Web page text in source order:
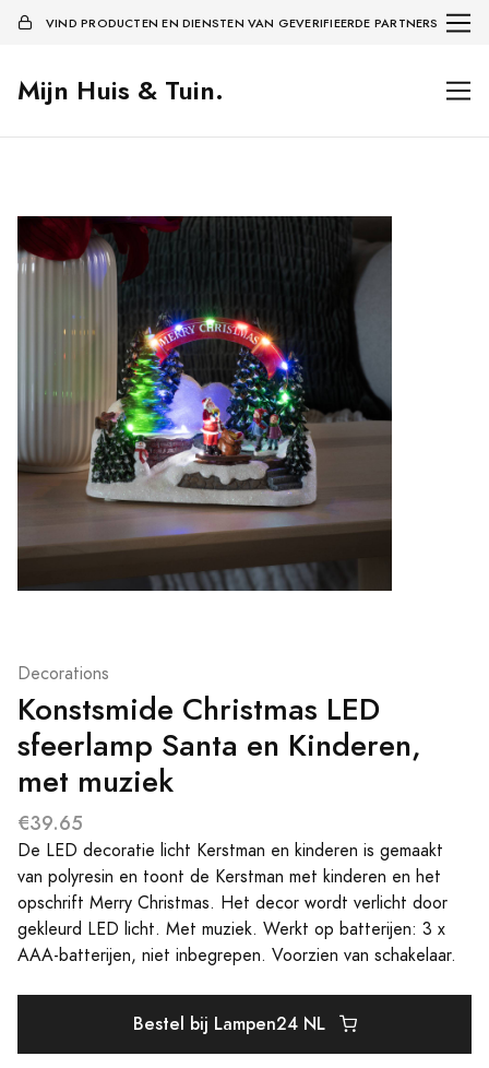
VIND PRODUCTEN EN DIENSTEN VAN GEVERIFIEERDE PARTNERS
Mijn Huis & Tuin.
Decorations
Konstsmide Christmas LED
sfeerlamp Santa en Kinderen,
met muziek
€39.65
De LED decoratie licht Kerstman en kinderen is gemaakt
van polyresin en toont de Kerstman met kinderen en het
opschrift Merry Christmas. Het decor wordt verlicht door
gekleurd LED licht. Met muziek. Werkt op batterijen: 3 x
AAA-batterijen, niet inbegrepen. Voorzien van schakelaar.
Bestel bij Lampen24 NL